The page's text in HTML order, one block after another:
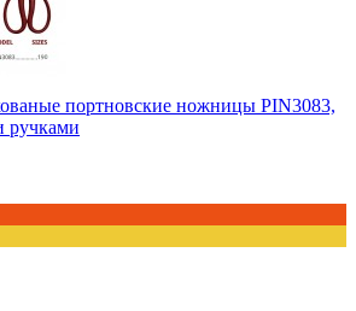
портновские ножницы PIN3083,
ручками